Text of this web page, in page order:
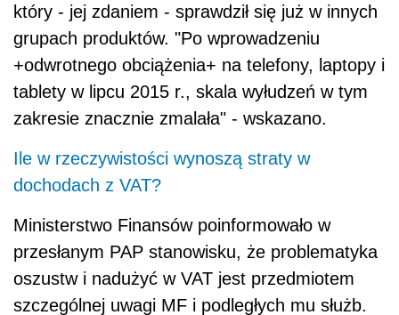
który - jej zdaniem - sprawdził się już w innych
grupach produktów. "Po wprowadzeniu
+odwrotnego obciążenia+ na telefony, laptopy i
tablety w lipcu 2015 r., skala wyłudzeń w tym
zakresie znacznie zmalała" - wskazano.
Ile w rzeczywistości wynoszą straty w
dochodach z VAT?
Ministerstwo Finansów poinformowało w
przesłanym PAP stanowisku, że problematyka
oszustw i nadużyć w VAT jest przedmiotem
szczególnej uwagi MF i podległych mu służb.